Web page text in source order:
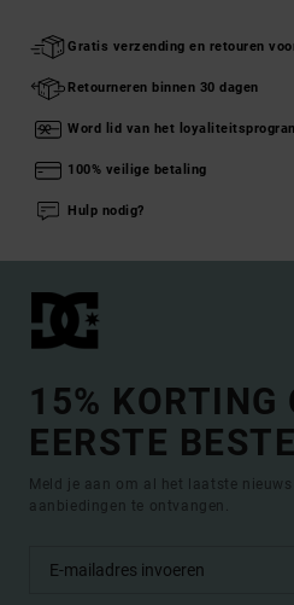
Gratis verzending en retouren
Retourneren binnen 30 dagen
Word lid van het
100% veilige betaling
Hulp nodig?
15% KORTING
EERSTE
Meld je aan om al het laatste nieuws
aanbiedingen te ontvangen.